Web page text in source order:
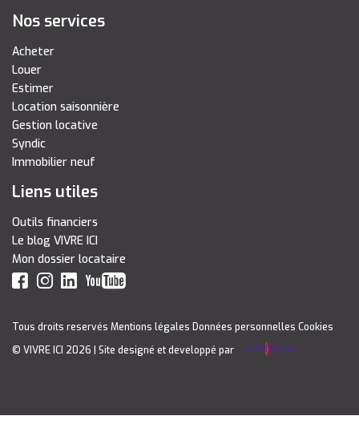
Nos services
Acheter
Louer
Estimer
Location saisonnière
Gestion locative
Syndic
Immobilier neuf
Liens utiles
Outils financiers
Le blog VIVRE ICI
Mon dossier locataire
Tous droits reservés Mentions légales Données personnelles Cookies
© VIVRE ICI 2026
| Site designé et developpé par